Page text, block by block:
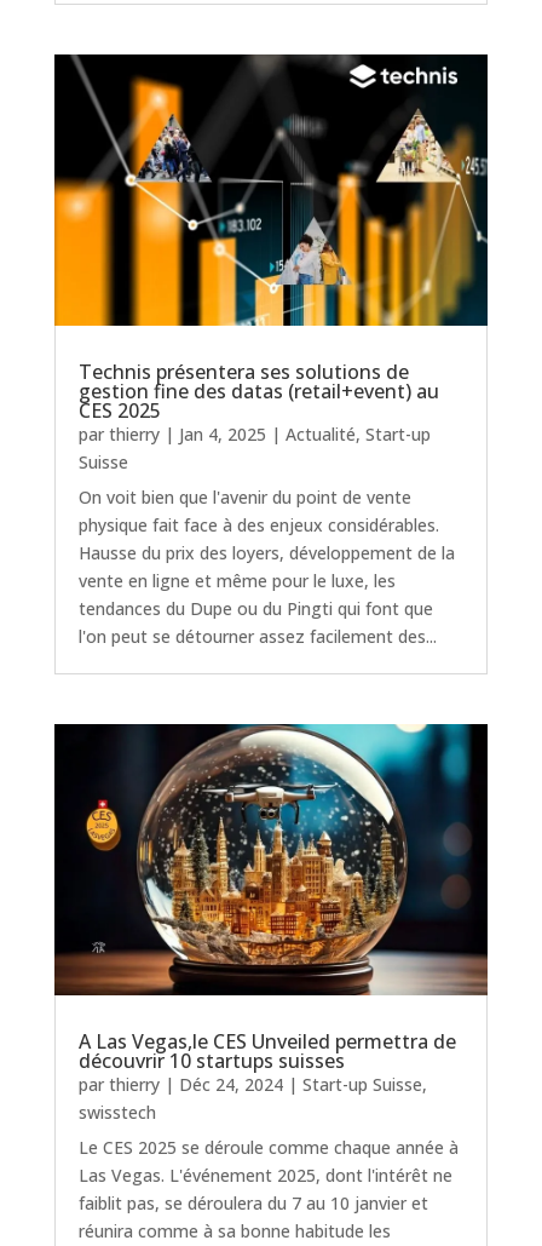
Technis présentera ses solutions de
gestion fine des datas (retail+event) au
CES 2025
par thierry| Jan 4, 2025 | Actualité, Start-up
Suisse
On voit bien que l'avenir du point de vente
physique fait face à des enjeux considérables.
Hausse du prix des loyers, développement de la
vente en ligne et même pour le luxe, les
tendances du Dupe ou du Pingti qui font que
l'on peut se détourner assez facilement des...
A Las Vegas,le CES Unveiled permettra de
découvrir 10 startups suisses
par thierry| Déc 24, 2024| Start-up Suisse,
swisstech
Le CES 2025 se déroule comme chaque année à
Las Vegas. L'événement 2025, dont l'intérêt ne
faiblit pas, se déroulera du 7 au 10 janvier et
réunira comme à sa bonne habitude les